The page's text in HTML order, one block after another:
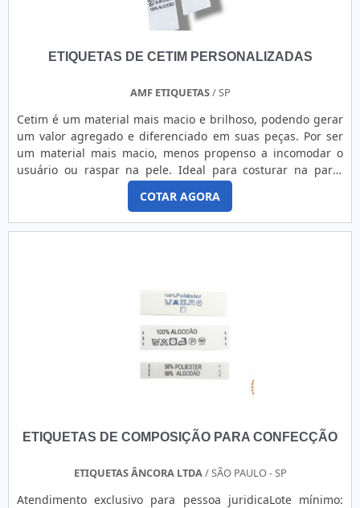
competência, excelência e destaque em sua área de
atuação. A Zurc Etiquetas se mostra referência por ter:
Entrega rápida de uma devolutiva de informação ou de um
confecções; Funcionários engajados em busca de um único
quando falamos em plaquetas de metal personalizadas
para roupas, sempre deve-se buscar uma empresa que
tenha produtos e serviços com ótima qualidade e
assertividade, pontos importantes que ficam de fora no
planejamento de empresas que visam apenas o lucro,
deixando a desejar nos outros fatores. É por esses e outros
motivos que a Zurc Etiquetas é uma empresa inovadora
parcerias duradouras. REFERÊNCIA DE QUALIDADE NO
SEGMENTO Somente na Zurc Etiquetas existe o que há de
melhor em etiquetas, acessórios e aviamentos para
confecção. Prezando pelo que há de mais moderno, traz
inovações e variedades em etiqueta de zetex e papéis para
tags de roupas com ótima qualidade e assertividade. Para
tal sucesso, a empresa investiu em profissionais
Etiquetas é uma empresa que tem se destacado no
segmento pela seriedade e qualidade que comprova sua
essência de trazer o melhor aos clientes no mercado.
ETIQUETAS DE CETIM PERSONALIZADAS
AMF ETIQUETAS/ SP
Cetim é um material mais macio e brilhoso, podendo gerar
um valor agregado e diferenciado em suas peças. Por ser
um material mais macio, menos propenso a incomodar o
usuário ou raspar na pele. Ideal para costurar na parte
interna da peça. Podendo ter sua logomarca com os
tamanhos para identificação visual, ou contendo as
informações técnicas como a composição, modo de
lavagem, CNPJ e Fabricação. Podem ser feitas tanto em
COTAR AGORA
ETIQUETAS DE COMPOSIÇÃO PARA CONFECÇÃO
ETIQUETAS ÂNCORA LTDA/ SÃO PAULO - SP
Atendimento exclusivo para pessoa juridicaLote mínimo: